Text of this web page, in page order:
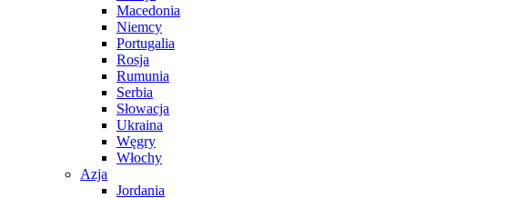
Macedonia
Niemcy
Portugalia
Rosja
Rumunia
Serbia
Słowacja
Ukraina
Węgry
Włochy
Azja
Jordania